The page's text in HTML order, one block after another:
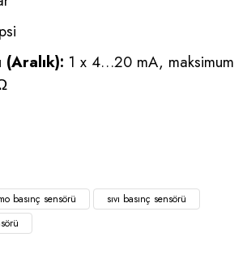
(Aralık): 1 x 4…20 mA, maksimum
basınç sensörü
sıvı basınç sensörü